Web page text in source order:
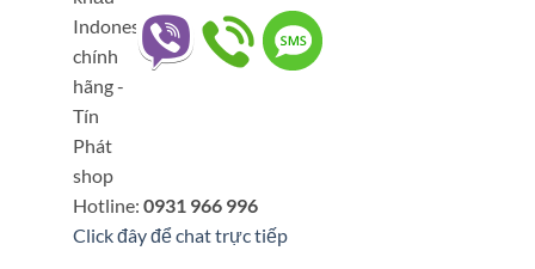
Hotline: 0931 966 996
Click đây để chat trực tiếp